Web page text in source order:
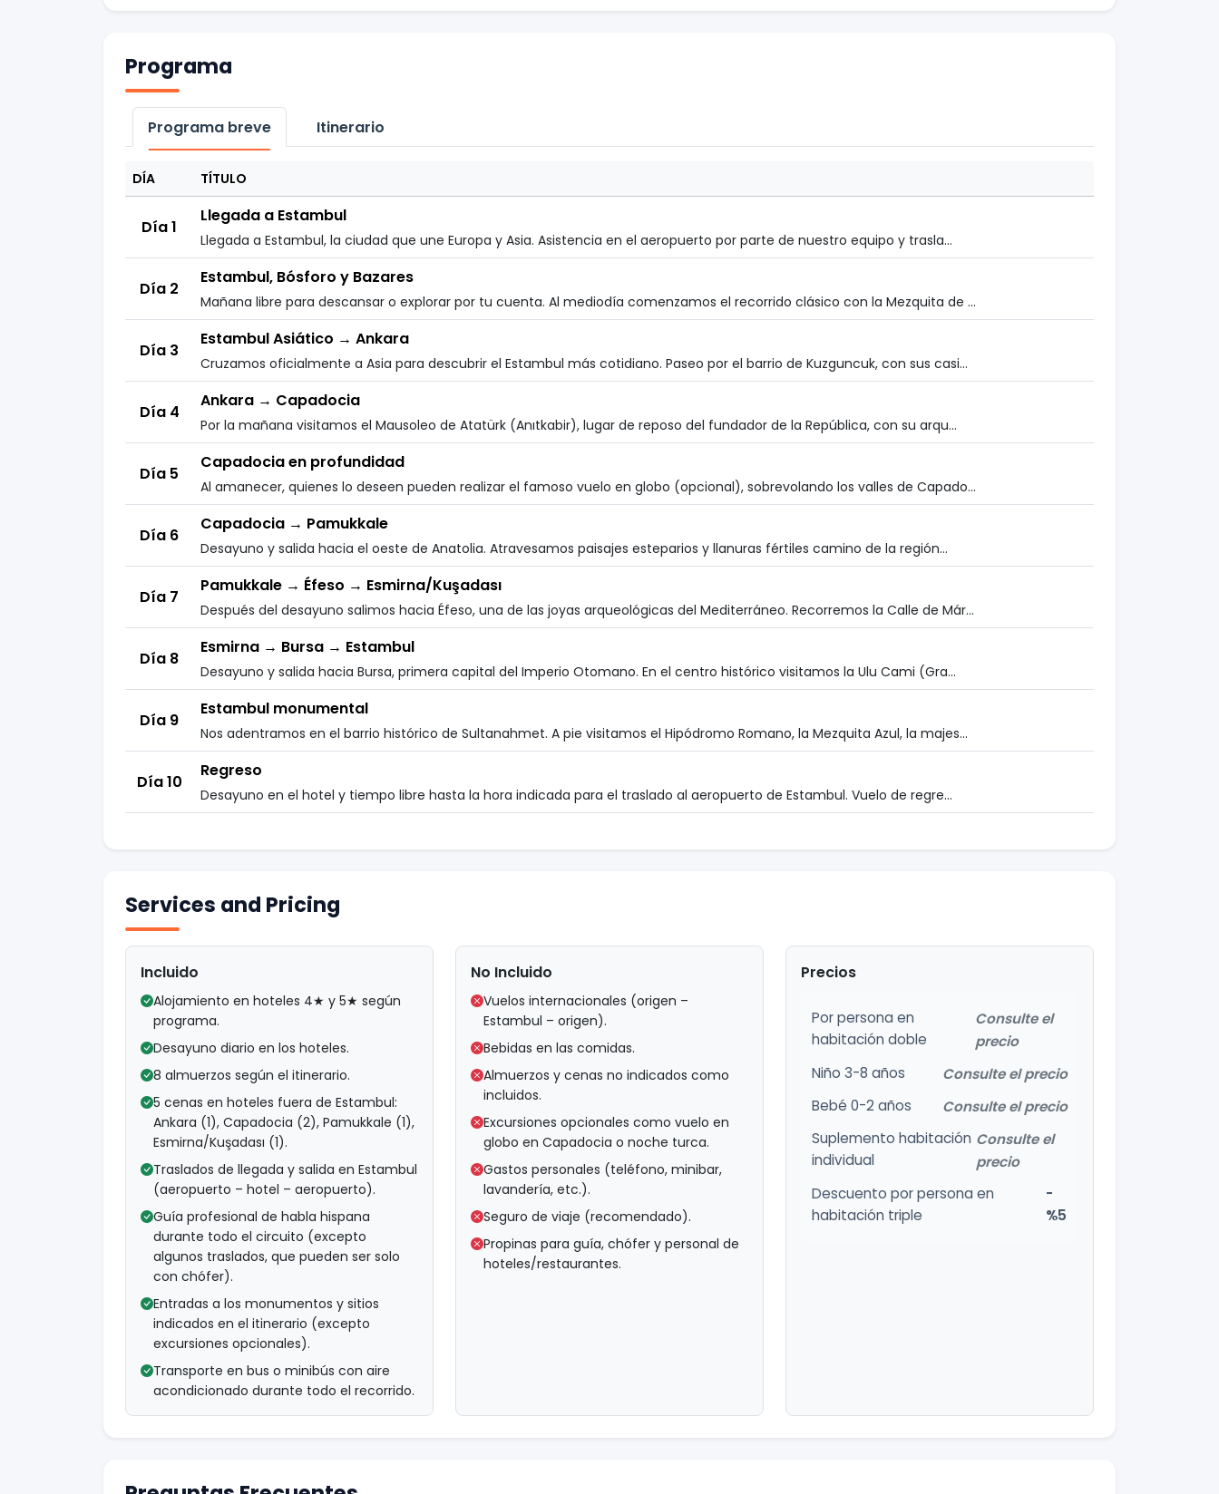
Programa
Programa breve Itinerario
DÍA TÍTULO
Día 1
Llegada a Estambul
Llegada a Estambul, la ciudad que une Europa y Asia. Asistencia en el aeropuerto por parte de nuestro equipo y trasla...
Día 2
Estambul, Bósforo y Bazares
Mañana libre para descansar o explorar por tu cuenta. Al mediodía comenzamos el recorrido clásico con la Mezquita de ...
Día 3
Estambul Asiático → Ankara
Cruzamos oficialmente a Asia para descubrir el Estambul más cotidiano. Paseo por el barrio de Kuzguncuk, con sus casi...
Día 4
Ankara → Capadocia
Por la mañana visitamos el Mausoleo de Atatürk (Anıtkabir), lugar de reposo del fundador de la República, con su arqu...
Día 5
Capadocia en profundidad
Al amanecer, quienes lo deseen pueden realizar el famoso vuelo en globo (opcional), sobrevolando los valles de Capado...
Día 6
Capadocia → Pamukkale
Desayuno y salida hacia el oeste de Anatolia. Atravesamos paisajes esteparios y llanuras fértiles camino de la región...
Día 7
Pamukkale → Éfeso → Esmirna/Kuşadası
Después del desayuno salimos hacia Éfeso, una de las joyas arqueológicas del Mediterráneo. Recorremos la Calle de Már...
Día 8
Esmirna → Bursa → Estambul
Desayuno y salida hacia Bursa, primera capital del Imperio Otomano. En el centro histórico visitamos la Ulu Cami (Gra...
Día 9
Estambul monumental
Nos adentramos en el barrio histórico de Sultanahmet. A pie visitamos el Hipódromo Romano, la Mezquita Azul, la majes...
Día 10
Regreso
Desayuno en el hotel y tiempo libre hasta la hora indicada para el traslado al aeropuerto de Estambul. Vuelo de regre...
Services and Pricing
Incluido
Alojamiento en hoteles 4★ y 5★ según
programa.
Desayuno diario en los hoteles.
8 almuerzos según el itinerario.
5 cenas en hoteles fuera de Estambul:
Ankara (1), Capadocia (2), Pamukkale (1),
Esmirna/Kuşadası (1).
Traslados de llegada y salida en Estambul
(aeropuerto – hotel – aeropuerto).
Guía profesional de habla hispana
durante todo el circuito (excepto
algunos traslados, que pueden ser solo
con chófer).
Entradas a los monumentos y sitios
indicados en el itinerario (excepto
excursiones opcionales).
Transporte en bus o minibús con aire
acondicionado durante todo el recorrido.
No Incluido
Vuelos internacionales (origen –
Estambul – origen).
Bebidas en las comidas.
Almuerzos y cenas no indicados como
incluidos.
Excursiones opcionales como vuelo en
globo en Capadocia o noche turca.
Gastos personales (teléfono, minibar,
lavandería, etc.).
Seguro de viaje (recomendado).
Propinas para guía, chófer y personal de
hoteles/restaurantes.
Precios
Por persona en
habitación doble
Consulte el
precio
Niño 3-8 años
Consulte el precio
Bebé 0-2 años
Consulte el precio
Suplemento habitación
individual
Consulte el
precio
Descuento por persona en
habitación triple
-
%5